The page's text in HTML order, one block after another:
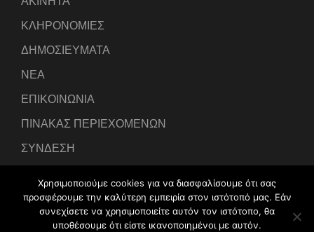
ΚΛΗΡΟΝΟΜΙΕΣ
ΔΗΜΟΣΙΕΥΜΑΤΑ
ΝΕΑ
ΕΠΙΚΟΙΝΩΝΙΑ
ΠΙΝΑΚΑΣ ΠΕΡΙΕΧΟΜΕΝΩΝ
ΣΥΝΔΕΣΗ
Χρησιμοποιούμε cookies για να διασφαλίσουμε ότι σας
προσφέρουμε την καλύτερη εμπειρία στον ιστότοπό μας. Εάν
συνεχίσετε να χρησιμοποιείτε αυτόν τον ιστότοπο, θα
υποθέσουμε ότι είστε ικανοποιημένοι με αυτόν.